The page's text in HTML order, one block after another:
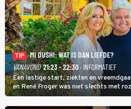
TIP
MI DUSHI: WAT IS DAN LIEFDE?
VANAVOND 21:23 - 22:30 · INFORMATIEF
Een lastige start, ziekten en
en René Froger was niet slechts met
Wat Is Dan Liefde? neemt Wilfred
uit vissen om het over de liefde te